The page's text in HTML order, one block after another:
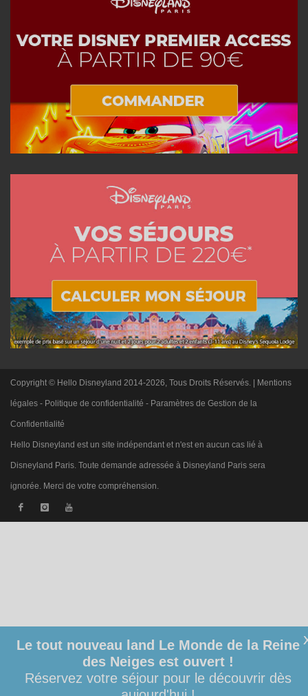
Copyright © Hello Disneyland 2014-2026, Tous Droits Réservés. | Mentions
légales - Politique de confidentialité - Paramètres de Gestion de la
Confidentialité
Hello Disneyland est un site indépendant et n'est en aucun cas lié à
Disneyland Paris. Toute demande adressée à Disneyland Paris sera
ignorée. Merci de votre compréhension.
Le tout nouveau land Le Monde de la Reine
des Neiges est ouvert !
Réservez votre séjour pour le découvrir dès